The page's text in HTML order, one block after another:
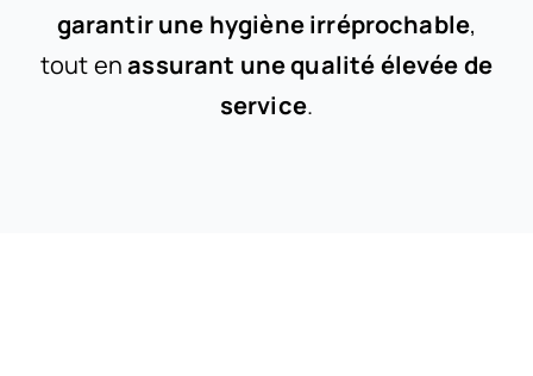
La buanderie
garantir une hygiène irréprochable,
tout enassurant une qualité élevée de
service.